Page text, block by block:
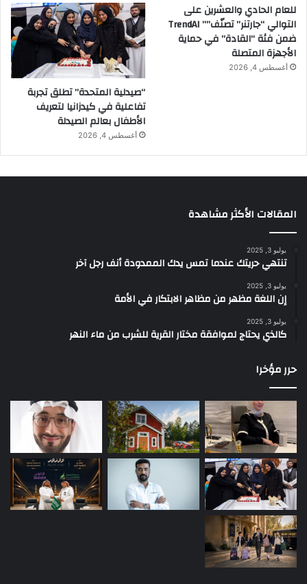
:للعام الحادي والعشرين على
التوالي “جارتنر” تصنّف”” TrendAI
ضمن فئة “القادة” في حماية
الأجهزة المتصلة
أغسطس 4, 2026
“صيدلية المتحدة” تطلق تجربة
تفاعلية في كيدزانيا لتعريف
الأطفال بعالم الصيدلة
أغسطس 4, 2026
المقالات الأكثر مشاهدة
يوليو 3, 2025
تنتهي حريتك عندما تمس يدك الممدودة أنف رجل آخر
يوليو 3, 2025
إن اللغة مظهر من مظاهر الابتكار في الأمة
يوليو 3, 2025
كالذي يحتاج لموافقة مختار القرية للشرب من ماء النهر
حرر مؤخرا